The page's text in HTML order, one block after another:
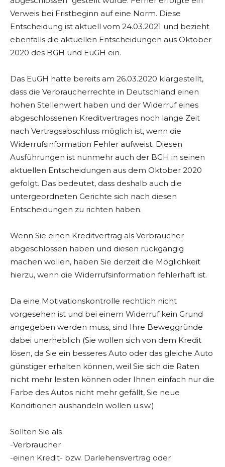
Verweis bei Fristbeginn auf eine Norm. Diese
Entscheidung ist aktuell vom 24.03.2021 und bezieht
ebenfalls die aktuellen Entscheidungen aus Oktober
2020 des BGH und EuGH ein.
Das EuGH hatte bereits am 26.03.2020 klargestellt,
dass die Verbraucherrechte in Deutschland einen
hohen Stellenwert haben und der Widerruf eines
abgeschlossenen Kreditvertrages noch lange Zeit
nach Vertragsabschluss möglich ist, wenn die
Widerrufsinformation Fehler aufweist. Diesen
Ausführungen ist nunmehr auch der BGH in seinen
aktuellen Entscheidungen aus dem Oktober 2020
gefolgt. Das bedeutet, dass deshalb auch die
untergeordneten Gerichte sich nach diesen
Entscheidungen zu richten haben.
Wenn Sie einen Kreditvertrag als Verbraucher
abgeschlossen haben und diesen rückgängig
machen wollen, haben Sie derzeit die Möglichkeit
hierzu, wenn die Widerrufsinformation fehlerhaft ist.
Da eine Motivationskontrolle rechtlich nicht
vorgesehen ist und bei einem Widerruf kein Grund
angegeben werden muss, sind Ihre Beweggründe
dabei unerheblich (Sie wollen sich von dem Kredit
lösen, da Sie ein besseres Auto oder das gleiche Auto
günstiger erhalten können, weil Sie sich die Raten
nicht mehr leisten können oder Ihnen einfach nur die
Farbe des Autos nicht mehr gefällt, Sie neue
Konditionen aushandeln wollen u.s.w.)
Sollten Sie als
-Verbraucher
-einen Kredit- bzw. Darlehensvertrag oder